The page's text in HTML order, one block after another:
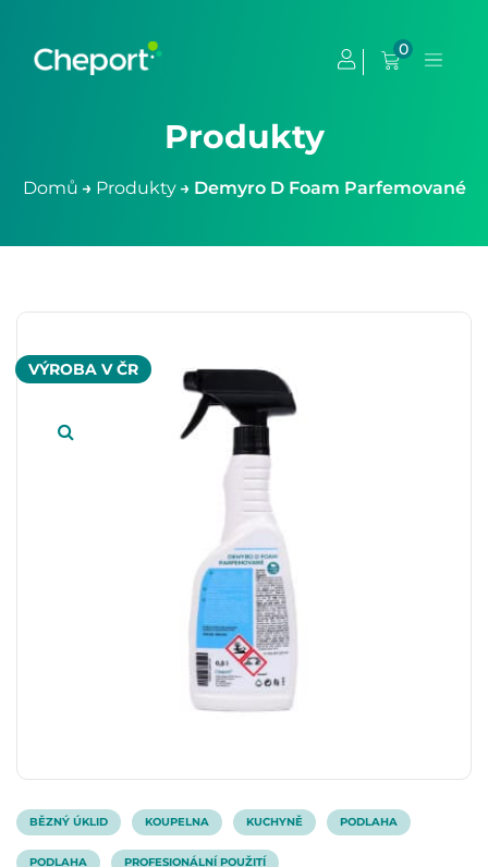
0
Produkty
Domů → Produkty → Demyro D Foam Parfemované
VÝROBA V ČR
BĚZNÝ ÚKLID KOUPELNA KUCHYNĚ PODLAHA
PODLAHA PROFESIONÁLNÍ POUŽITÍ